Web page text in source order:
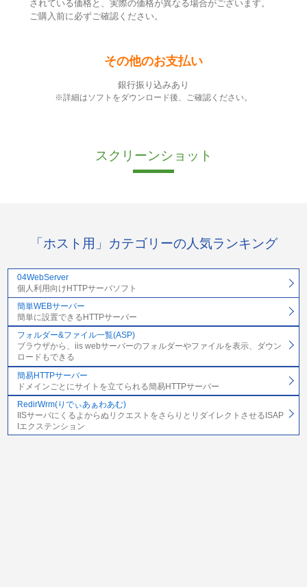
されている価格と、実際の価格が異なる場合がございます。
ご購入前に必ずご確認ください。
その他のお支払い
銀行振り込みあり
※詳細はソフトをダウンロード後、ご確認ください。
スクリーンショット
「ホスト用」カテゴリーの人気ランキング
04WebServer
個人利用向けHTTPサーバソフト
簡単WEBサーバー
簡単に設置できるHTTPサーバー
フォルダー&ファイル一覧(ASP)
ブラウザから、iis webサーバーのフォルダーやファイルを表示、ダウン
ロードもできる
簡易HTTPサーバー
ドメインごとにサイトを立てられる簡易HTTPサーバー
RedirWrm(りでぃあぁわあむ)
IISサーバにくるよからぬリクエストをさらりとリダイレクトさせるISAP
Iエクステンション